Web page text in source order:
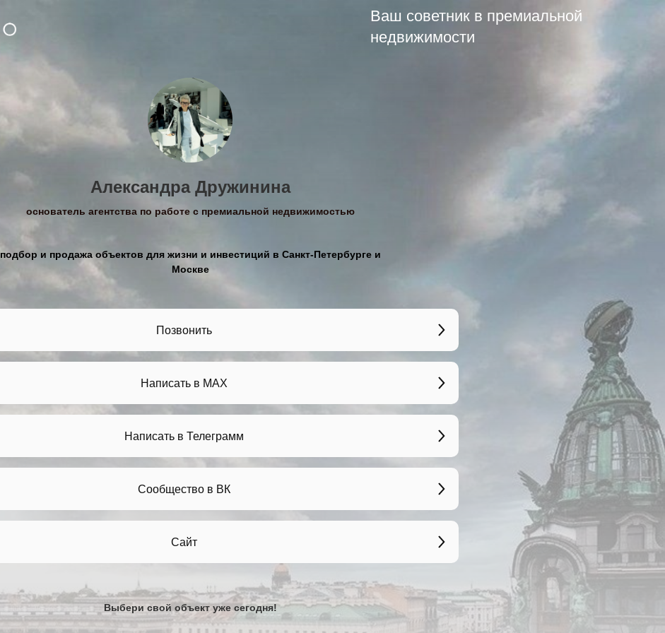
Ваш советник в премиальной
недвижимости
Александра Дружинина
основатель агентства по работе с премиальной недвижимостью
подбор и продажа объектов для жизни и инвестиций в Санкт-Петербурге и
Москве
Позвонить
Написать в МАХ
Написать в Телеграмм
Сообщество в ВК
Сайт
Выбери свой объект уже сегодня!